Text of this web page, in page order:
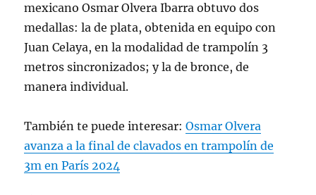
mexicano Osmar Olvera Ibarra obtuvo dos
medallas: la de plata, obtenida en equipo con
Juan Celaya, en la modalidad de trampolín 3
metros sincronizados; y la de bronce, de
manera individual.
También te puede interesar:Osmar Olvera
avanza a la final de clavados en trampolín de
3m en París 2024